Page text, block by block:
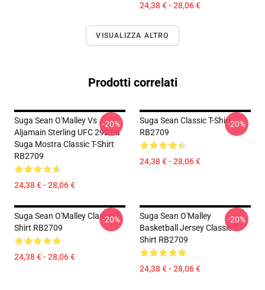
24,38 € - 28,06 €
VISUALIZZA ALTRO
Prodotti correlati
Suga Sean O'Malley Vs
Aljamain Sterling UFC 292 La
Suga Mostra Classic T-Shirt
RB2709
24,38 € - 28,06 €
-20%
Suga Sean Classic T-Shirt
RB2709
24,38 € - 28,06 €
-20%
Suga Sean O'Malley Classic T-
Shirt RB2709
24,38 € - 28,06 €
-20%
Suga Sean O'Malley
Basketball Jersey Classic T-
Shirt RB2709
24,38 € - 28,06 €
-20%